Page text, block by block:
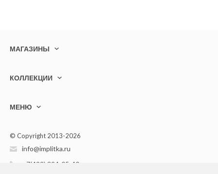
МАГАЗИНЫ
КОЛЛЕКЦИИ
МЕНЮ
© Copyright 2013-2026
info@implitka.ru
+7(499) 394-05-40